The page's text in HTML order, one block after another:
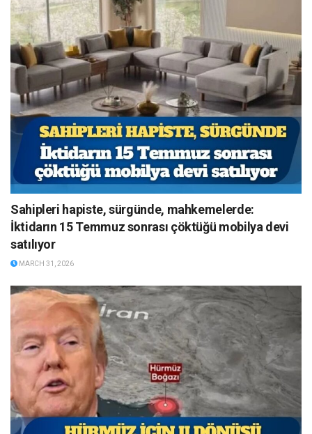
Sahipleri hapiste, sürgünde, mahkemelerde:
İktidarın 15 Temmuz sonrası çöktüğü mobilya devi
satılıyor
MARCH 31, 2026